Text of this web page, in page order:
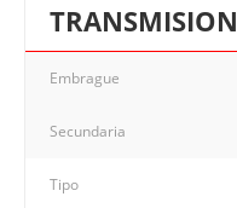
TRANSMISION
Embrague
Secundaria
Tipo